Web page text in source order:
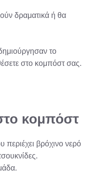
δραματικά ή θα
το
στο κομπόστ σας.
κομπόστ
περιέχει βρόχινο νερό